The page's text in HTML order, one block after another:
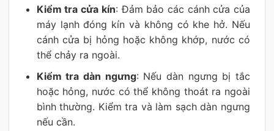
Kiểm tra cửa kín: Đảm bảo các cánh cửa của
máy lạnh đóng kín và không có khe hở. Nếu
cánh cửa bị hỏng hoặc không khớp, nước có
thể chảy ra ngoài.
Kiểm tra dàn ngưng: Nếu dàn ngưng bị tắc
hoặc hỏng, nước có thể không thoát ra ngoài
bình thường. Kiểm tra và làm sạch dàn ngưng
nếu cần.